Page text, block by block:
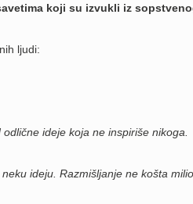
koji su izvukli iz
ljudi:
ideje koja ne inspiriše nikoga.
ideju. Razmišljanje ne košta